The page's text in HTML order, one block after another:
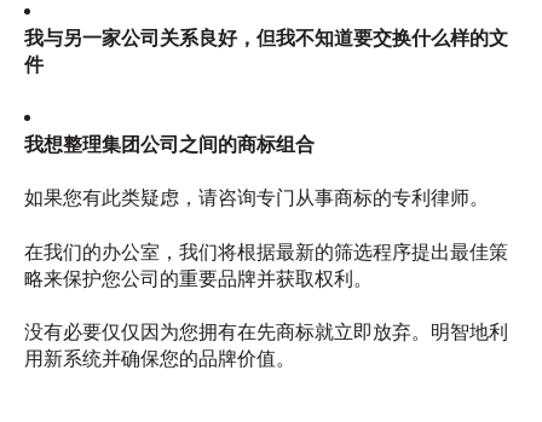
我与另一家公司关系良好，但我不知道要交换什么样的文
件
我想整理集团公司之间的商标组合
如果您有此类疑虑，请咨询专门从事商标的专利律师。
在我们的办公室，我们将根据最新的筛选程序提出最佳策
略来保护您公司的重要品牌并获取权利。
没有必要仅仅因为您拥有在先商标就立即放弃。明智地利
用新系统并确保您的品牌价值。